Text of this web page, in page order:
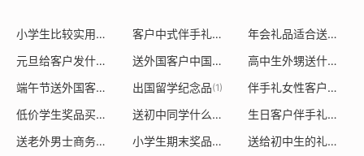
小学生比较实用的礼物 (1) 客户中式伴手礼送什么礼物合适 (1) 年会礼品适合送什么好
元旦给客户发什么礼物好呢图片 (1) 送外国客户中国特色的礼物是什么 (1)
高中生外甥送什么礼物合适
端午节送外国客户什么礼物
(1)
出国留学纪念品(1)
伴手礼女性客户礼物送什么
低价学生奖品买什么好
(1) 送初中同学什么礼物好 (1)
生日客户伴手礼送什么好
送老外男士商务礼品
小学生期末奖品送什么好 (1) 送给初中生的礼品